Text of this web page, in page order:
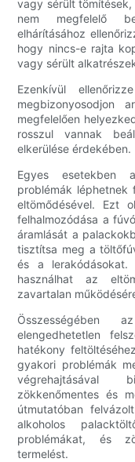
vagy sérült
nem megfelelő
elhárításához
hogy nincs-e rajta
vagy sérült
Ezenkívül
megbizonyosodjon
megfelelően
rosszul vannak
elkerülése érdekében.
Egyes esetekben
problémák léphetnek
eltömődésével. Ezt
felhalmozódása a
áramlását a
tisztítsa meg a
és a
használhat az
zavartalan
Összességében
elengedhetetlen
hatékony
gyakori problémák
végrehajtásával
zökkenőmentes és
útmutatóban
alkoholos
problémákat, és
termelést.